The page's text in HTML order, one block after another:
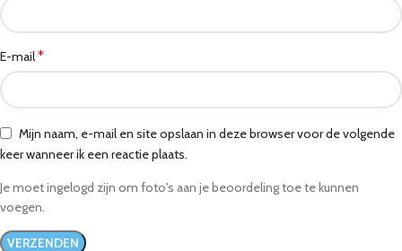
E-mail*
Mijn naam, e-mail en site opslaan in deze browser voor de volgende
keer wanneer ik een reactie plaats.
Je moet ingelogd zijn om foto's aan je beoordeling toe te kunnen
voegen.